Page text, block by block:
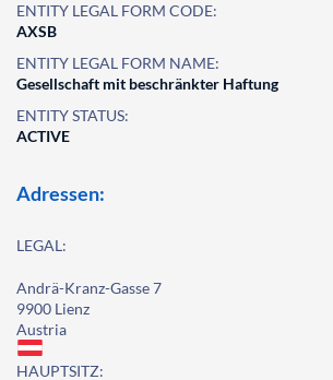
ENTITY LEGAL FORM CODE:
AXSB
ENTITY LEGAL FORM NAME:
Gesellschaft mit beschränkter Haftung
ENTITY STATUS:
ACTIVE
Adressen:
LEGAL:
Andrä-Kranz-Gasse 7
9900 Lienz
Austria
HAUPTSITZ: